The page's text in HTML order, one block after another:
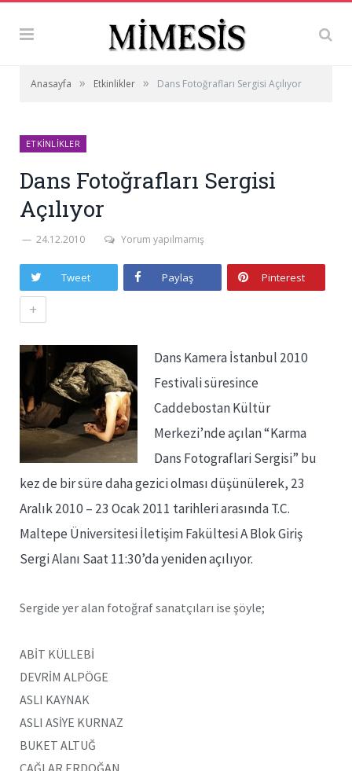
Anasayfa » Etkinlikler » Dans Fotoğrafları Sergisi Açılıyor
ETKINLIKLER
Dans Fotoğrafları Sergisi
Açılıyor
24.12.2010 Yorum yapılmamış
Tweet Paylaş Pinterest
+
Dans Kamera İstanbul 2010
Festivali süresince
Caddebostan Kültür
Merkezi’nde açılan “Karma
Dans Fotograflari Sergisi” bu
kez de bir süre daha gezici olması düşünülerek, 23
Aralık 2010 – 23 Ocak 2011 tarihleri arasında T.C.
Maltepe Üniversitesi İletişim Fakültesi A Blok Giriş
Sergi Alanı Saat 11:30’da yeniden açılıyor.
Sergide yer alan fotoğraf sanatçıları ise şöyle;
ABİT KÜLLEBİ
DEVRİM ALPÖGE
ASLI KAYNAK
ASLI ASİYE KURNAZ
BUKET ALTUĞ
ÇAĞLAR ERDOĞAN